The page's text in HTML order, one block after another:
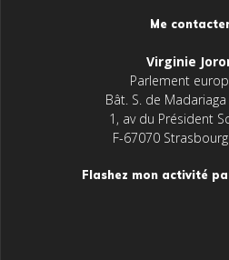
Me
Virginie
Parlement
Bât. S. de
1, av du Président
F-67070
Flashez mon activité